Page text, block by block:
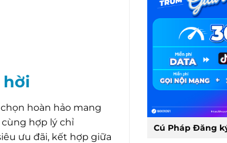
hời
hoàn hảo mang
hợp lý chỉ
ưu đãi, kết hợp giữa
Cú Pháp Đăng